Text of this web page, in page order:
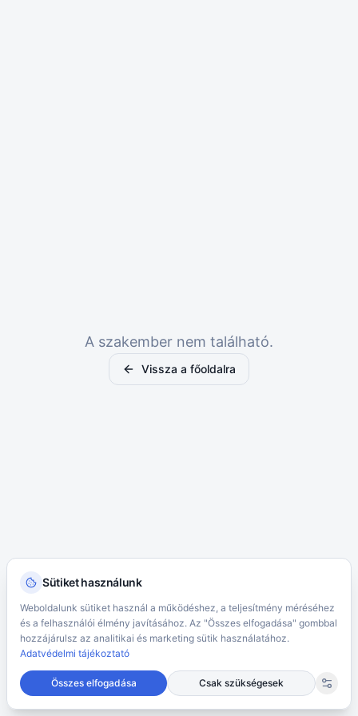
Sütiket használunk
Weboldalunk sütiket használ a működéshez, a teljesítmény méréséhez
és a felhasználói élmény javításához. Az "Összes elfogadása" gombbal
hozzájárulsz az analitikai és marketing sütik használatához.
Adatvédelmi tájékoztató
Összes elfogadása Csak szükségesek
A szakember nem található.
Vissza a főoldalra